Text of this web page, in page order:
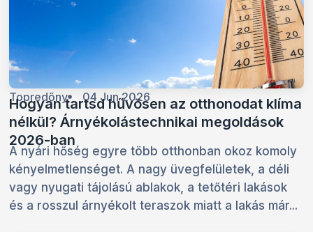
Topredőny 04 Jun 2026
Hogyan tartsd hűvösen az otthonodat klíma
nélkül? Árnyékolástechnikai megoldások
2026-ban
A nyári hőség egyre több otthonban okoz komoly
kényelmetlenséget. A nagy üvegfelületek, a déli
vagy nyugati tájolású ablakok, a tetőtéri lakások
és a rosszul árnyékolt teraszok miatt a lakás már...